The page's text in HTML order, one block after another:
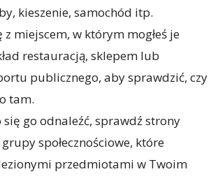
kieszenie, samochód itp.
miejscem, w którym mogłeś je
restauracją, sklepem lub
publicznego, aby sprawdzić, czy
tam.
się go odnaleźć, sprawdź strony
społecznościowe, które
przedmiotami w Twoim